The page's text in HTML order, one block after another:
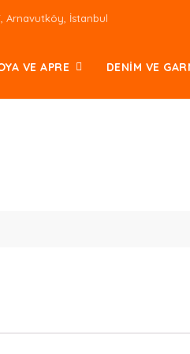
Arnavutköy, İstanbul
VE APRE DENİM VE